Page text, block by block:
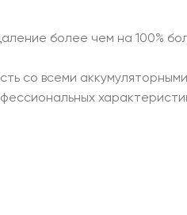
более чем на 100%
со всеми